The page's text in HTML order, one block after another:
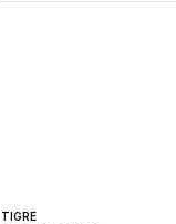
TIGRE